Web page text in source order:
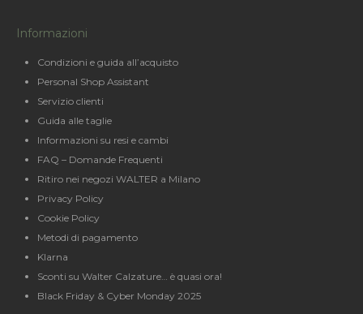
Informazioni
Condizioni e guida all’acquisto
Personal Shop Assistant
Servizio clienti
Guida alle taglie
Informazioni su resi e cambi
FAQ – Domande Frequenti
Ritiro nei negozi WALTER a Milano
Privacy Policy
Cookie Policy
Metodi di pagamento
Klarna
Sconti su Walter Calzature… è quasi ora!
Black Friday & Cyber Monday 2025